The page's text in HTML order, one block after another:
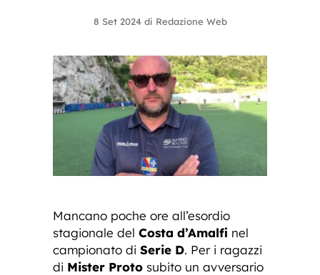
8 Set 2024 di Redazione Web
Mancano poche ore all’esordio
stagionale del Costa d’Amalfi nel
campionato di Serie D. Per i ragazzi
di Mister Proto subito un avversario